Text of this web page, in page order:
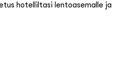
hotelliltasi lentoasemalle ja